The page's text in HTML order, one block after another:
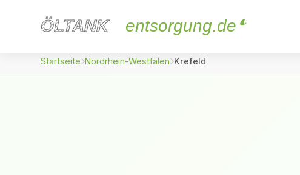
ÖLTANK
ÖLTANK entsorgung.de
Startseite Nordrhein-Westfalen Krefeld